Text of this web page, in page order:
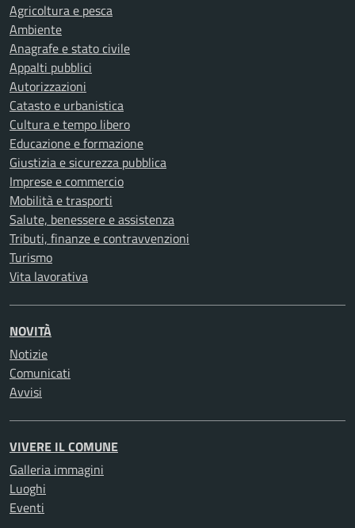
Agricoltura e pesca
Ambiente
Anagrafe e stato civile
Appalti pubblici
Autorizzazioni
Catasto e urbanistica
Cultura e tempo libero
Educazione e formazione
Giustizia e sicurezza pubblica
Imprese e commercio
Mobilità e trasporti
Salute, benessere e assistenza
Tributi, finanze e contravvenzioni
Turismo
Vita lavorativa
NOVITÀ
Notizie
Comunicati
Avvisi
VIVERE IL COMUNE
Galleria immagini
Luoghi
Eventi